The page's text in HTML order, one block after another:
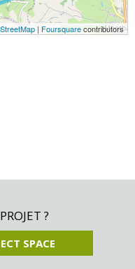
| Foursquarecontributors
?
SPACE